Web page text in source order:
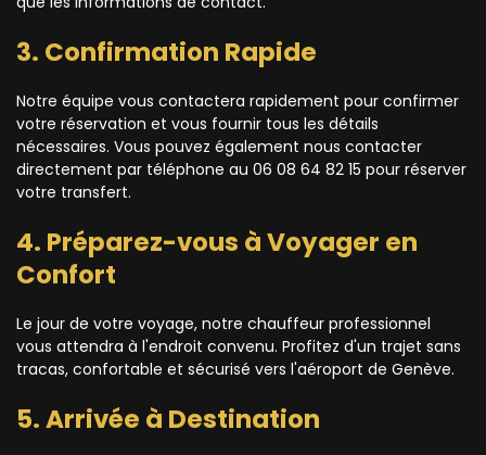
3. Confirmation Rapide
Notre équipe vous contactera rapidement pour confirmer
votre réservation et vous fournir tous les détails
nécessaires. Vous pouvez également nous contacter
directement par téléphone au 06 08 64 82 15 pour réserver
votre transfert.
4. Préparez-vous à Voyager en
Confort
Le jour de votre voyage, notre chauffeur professionnel
vous attendra à l'endroit convenu. Profitez d'un trajet sans
tracas, confortable et sécurisé vers l'aéroport de Genève.
5. Arrivée à Destination